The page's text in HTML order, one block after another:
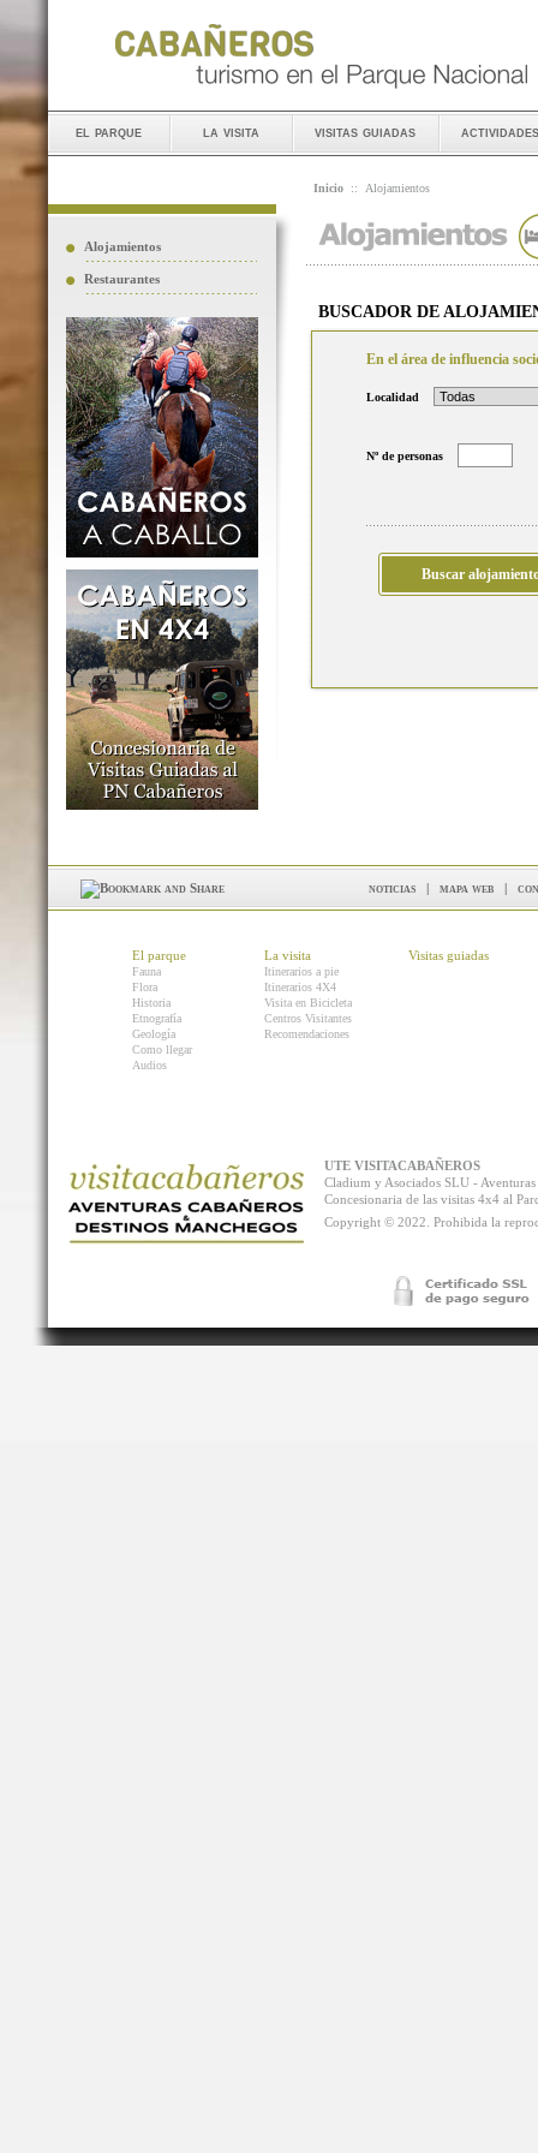
el parque la visita visitas guiadas actividades
Alojamientos
Restaurantes
Inicio :: Alojamientos
BUSCADOR DE
En el área de influencia
Localidad
Nº de personas
noticias | mapa web |
El parque
Fauna
Flora
Historia
Etnografía
Geología
Como llegar
Audios
La visita
Itinerarios a pie
Itinerarios 4X4
Visita en Bicicleta
Centros Visitantes
Recomendaciones
Visitas guiadas
UTE VISITACABAÑEROS
Cladium y Asociados SLU -
Concesionaria de las visitas 4x4 al
Copyright © 2022. Prohibida la